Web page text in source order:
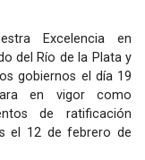
Excelencia en
del Río de la Plata y
gobiernos el día 19
en vigor como
de ratificación
el 12 de febrero de